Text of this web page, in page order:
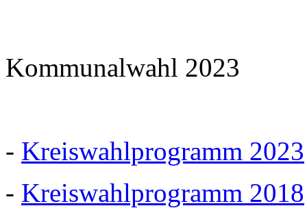
Kommunalwahl 2023
- Kreiswahlprogramm 2023
- Kreiswahlprogramm 2018